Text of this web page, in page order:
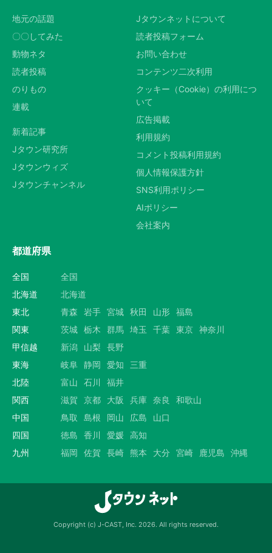
地元の話題
〇〇してみた
動物ネタ
読者投稿
のりもの
連載
新着記事
Jタウン研究所
Jタウンウィズ
Jタウンチャンネル
Jタウンネットについて
読者投稿フォーム
お問い合わせ
コンテンツ二次利用
クッキー（Cookie）の利用につ
いて
広告掲載
利用規約
コメント投稿利用規約
個人情報保護方針
SNS利用ポリシー
AIポリシー
会社案内
都道府県
全国
全国
北海道
北海道
東北
青森 岩手 宮城 秋田 山形 福島
関東
茨城 栃木 群馬 埼玉 千葉 東京 神奈川
甲信越
新潟 山梨
長野
東海
岐阜 静岡 愛知
三重
北陸
富山 石川
福井
関西
滋賀 京都 大阪 兵庫 奈良
和歌山
中国
鳥取 島根 岡山 広島
山口
四国
徳島 香川 愛媛 高知
九州
福岡 佐賀 長崎 熊本 大分 宮崎 鹿児島 沖縄
Copyright (c) J-CAST, Inc. 2026. All rights reserved.